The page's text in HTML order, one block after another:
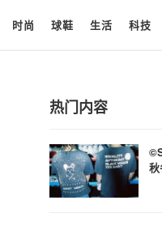
时尚 球鞋 生活 科技
热门内容